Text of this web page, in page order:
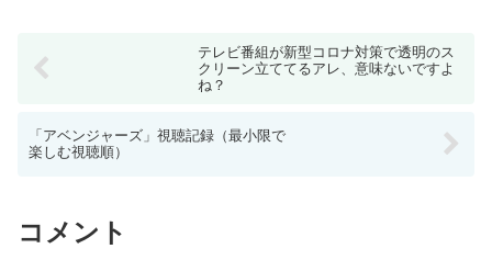
テレビ番組が新型コロナ対策で透明のス
クリーン立ててるアレ、意味ないですよ
ね？
「アベンジャーズ」視聴記録（最小限で
楽しむ視聴順）
コメント